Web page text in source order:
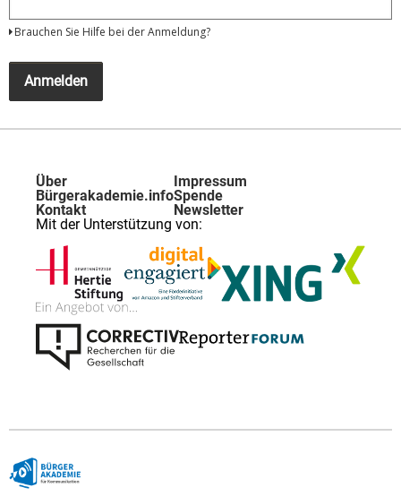
und
Ihr
Wenn
Sie
noch
kein
haben,
unteren
Button,
Brauchen Sie Hilfe bei der Anmeldung?
Anmelden
Über
Bürgerakademie.info
Kontakt
Impressum
Spende
Newsletter
Mit der Unterstützung von: